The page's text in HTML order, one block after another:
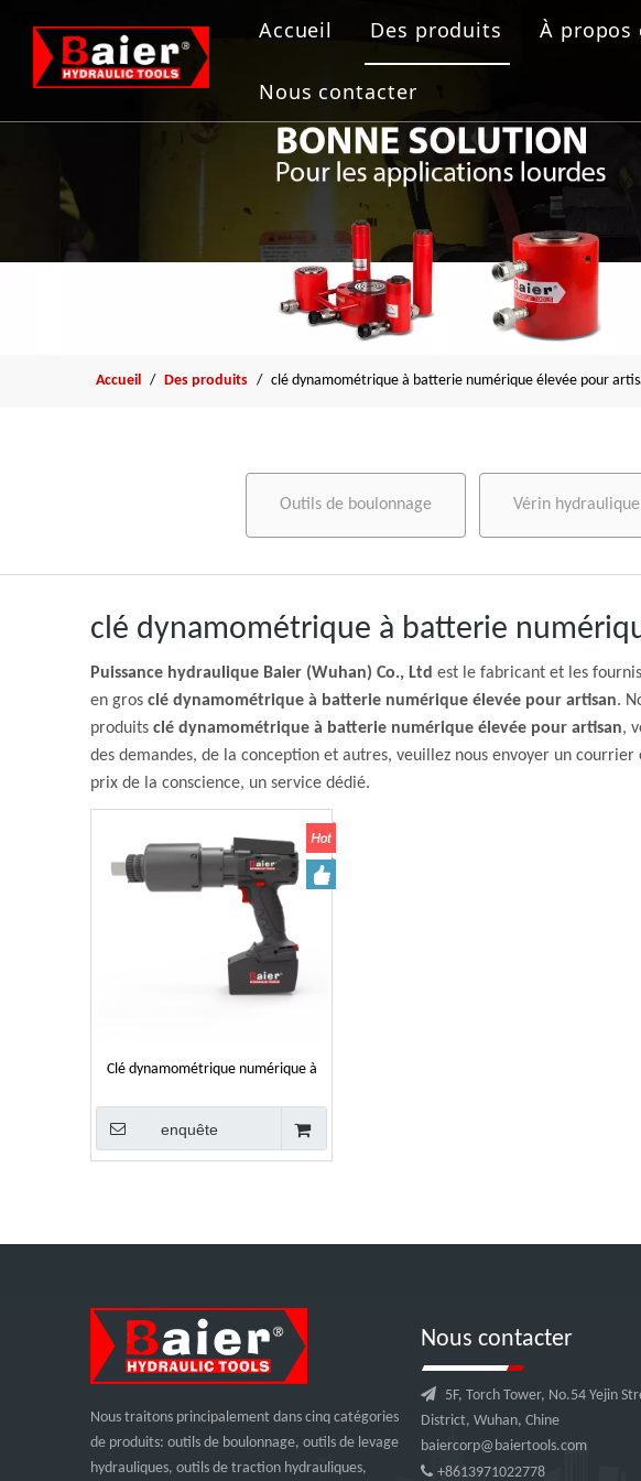
Accueil Des produits
Outils de boulonnage
Vérin hydraulique
Pompe hydrolique
Extracteur
Outil de bride
À propos
Nous contacter
Accueil / Des produits / clé dynamométrique à batterie numérique élevée pour
Outils de boulonnage Vérin hydraulique
clé dynamométrique à batterie
Puissance hydraulique Baier (Wuhan) Co., Ltd est le fabricant et les
en gros clé dynamométrique à batterie numérique élevée pour artisan.
produits clé dynamométrique à batterie numérique élevée pour artisan,
des demandes, de la conception et autres, veuillez nous envoyer un
prix de la conscience, un service dédié.
Clé dynamométrique numérique à
enquête
Nous traitons principalement dans cinq catégories
de produits: outils de boulonnage, outils de levage
hydrauliques, outils de traction hydrauliques,
Nous contacter
 5F, Torch Tower, No.54 Yejin
District, Wuhan, Chine
baiercorp@baiertools.com
 +8613971022778